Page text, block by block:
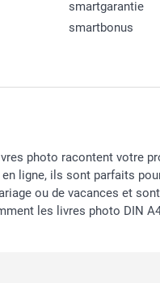
smartgarantie
smartbonus
photo racontent votre
en ligne, ils sont parfaits
ou de vacances et
les livres photo DIN